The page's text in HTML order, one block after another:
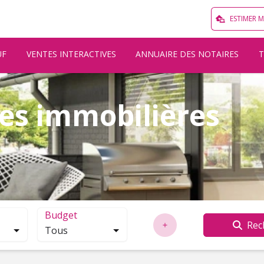
ESTIMER
VENTES INTERACTIVES ANNUAIRE DES NOTAIRES
immobilières
Cliquez pour ouvrir la modale de recherche.
Budget
Tous